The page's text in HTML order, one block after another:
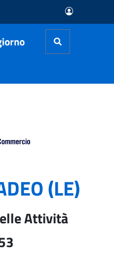
(LE)
Attività